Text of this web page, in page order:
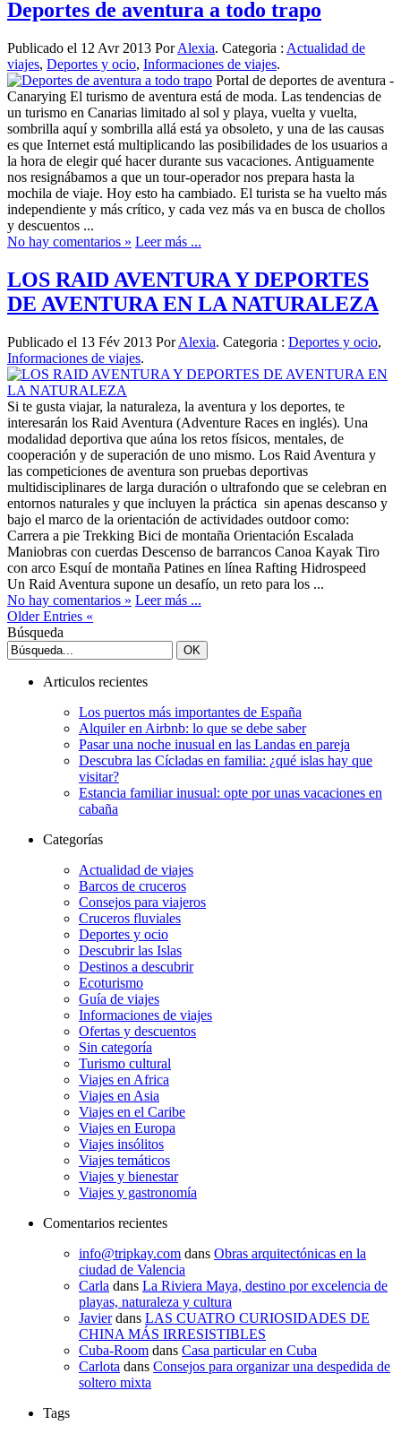
Deportes de aventura a todo trapo
Publicado el 12 Avr 2013 PorAlexia. Categoria : Actualidad de
viajes, Deportes y ocio, Informaciones de viajes.
Portal de deportes de aventura -
Canarying El turismo de aventura está de moda. Las tendencias de
un turismo en Canarias limitado al sol y playa, vuelta y vuelta,
sombrilla aquí y sombrilla allá está ya obsoleto, y una de las causas
es que Internet está multiplicando las posibilidades de los usuarios a
la hora de elegir qué hacer durante sus vacaciones. Antiguamente
nos resignábamos a que un tour-operador nos prepara hasta la
mochila de viaje. Hoy esto ha cambiado. El turista se ha vuelto más
independiente y más crítico, y cada vez más va en busca de chollos
y descuentos ...
No hay comentarios » Leer más ...
LOS RAID AVENTURA Y DEPORTES
DE AVENTURA EN LA NATURALEZA
Publicado el 13 Fév 2013 PorAlexia. Categoria : Deportes y ocio,
Informaciones de viajes.
Si te gusta viajar, la naturaleza, la aventura y los deportes, te
interesarán los Raid Aventura (Adventure Races en inglés). Una
modalidad deportiva que aúna los retos físicos, mentales, de
cooperación y de superación de uno mismo. Los Raid Aventura y
las competiciones de aventura son pruebas deportivas
multidisciplinares de larga duración o ultrafondo que se celebran en
entornos naturales y que incluyen la práctica sin apenas descanso y
bajo el marco de la orientación de actividades outdoor como:
Carrera a pie Trekking Bici de montaña Orientación Escalada
Maniobras con cuerdas Descenso de barrancos Canoa Kayak Tiro
con arco Esquí de montaña Patines en línea Rafting Hidrospeed
Un Raid Aventura supone un desafío, un reto para los ...
No hay comentarios » Leer más ...
Older Entries «
Búsqueda
Articulos recientes
Los puertos más importantes de España
Alquiler en Airbnb: lo que se debe saber
Pasar una noche inusual en las Landas en pareja
Descubra las Cícladas en familia: ¿qué islas hay que
visitar?
Estancia familiar inusual: opte por unas vacaciones en
cabaña
Categorías
Actualidad de viajes
Barcos de cruceros
Consejos para viajeros
Cruceros fluviales
Deportes y ocio
Descubrir las Islas
Destinos a descubrir
Ecoturismo
Guía de viajes
Informaciones de viajes
Ofertas y descuentos
Sin categoría
Turismo cultural
Viajes en Africa
Viajes en Asia
Viajes en el Caribe
Viajes en Europa
Viajes insólitos
Viajes temáticos
Viajes y bienestar
Viajes y gastronomía
Comentarios recientes
info@tripkay.com dans Obras arquitectónicas en la
ciudad de Valencia
Carla dans La Riviera Maya, destino por excelencia de
playas, naturaleza y cultura
Javierdans LAS CUATRO CURIOSIDADES DE
CHINA MÁS IRRESISTIBLES
Cuba-Room dans Casa particular en Cuba
Carlota dans Consejos para organizar una despedida de
soltero mixta
Tags